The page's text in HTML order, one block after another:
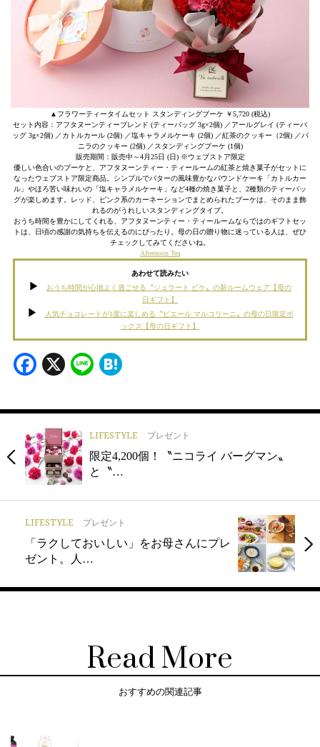
▲フラワーティータイムセット スタンディングブーケ ￥5,720 (税込)
セット内容：アフタヌーンティーブレンド (ティーバッグ 3g×2個) ／アールグレイ (ティーバ
ッグ 3g×2個) ／カトルカール (2個) ／塩キャラメルケーキ (2個) ／紅茶のクッキー（2個) ／バ
ニラのクッキー (2個) ／スタンディングブーケ (1個)
販売期間：販売中～4月25日 (日) ※ウェブストア限定
優しい色合いのブーケと、アフタヌーンティー・ティールームの紅茶と焼き菓子がセットに
なったウェブストア限定商品。シンプルでバターの風味豊かなパウンドケーキ「カトルカー
ル」やほろ苦い味わいの「塩キャラメルケーキ」など4種の焼き菓子と、2種類のティーバッ
グが楽しめます。レッド、ピンク系のカーネーションでまとめられたブーケは、そのまま飾
れるのがうれしいスタンディングタイプ。
おうち時間を豊かにしてくれる、アフタヌーンティー・ティールームならではのギフトセッ
トは、日頃の感謝の気持ちを伝えるのにぴったり。母の日の贈り物に迷っている人は、ぜひ
チェックしてみてくださいね。
Afternoon Tea
あわせて読みたい
おうち時間が心地よく過ごせる〝ジェラート ピケ〟の新ルームウェア【母の
日ギフト】
人気チョコレートが1度に楽しめる〝ピエール マルコリーニ〟の母の日限定ボ
ックス【母の日ギフト】
Facebook
X Line
LIFESTYLE プレゼント
限定4,200個！〝ニコライ バーグマン〟
と〝…
LIFESTYLE プレゼント
「ラクしておいしい」をお母さんにプレ
ゼント。人…
Read More
おすすめの関連記事